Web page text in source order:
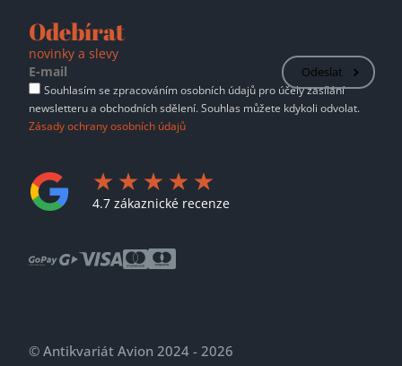
Odebírat
novinky a slevy
Odeslat
Souhlasím se zpracováním osobních údajů pro účely zasílání
newsletteru a obchodních sdělení. Souhlas můžete kdykoli odvolat.
Zásady ochrany osobních údajů
4.7 zákaznické recenze
© Antikvariát Avion 2024 - 2026